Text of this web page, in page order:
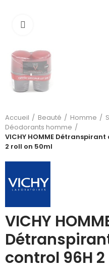
Accueil Beauté Homme
Déodorants homme
VICHY HOMME
2 roll on 50ml
VICHY
control 96H